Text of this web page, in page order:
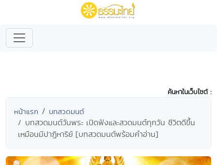
ค้นหาในเว็บไซต์ :
หน้าแรก บทสวดมนต์
บทสวดมนต์วันพระ เปิดฟังและสวดมนต์ทุกวัน ชีวิตดีขึ้น
เหมือนมีปาฏิหาริย์ [บทสวดมนต์พร้อมคำอ่าน]